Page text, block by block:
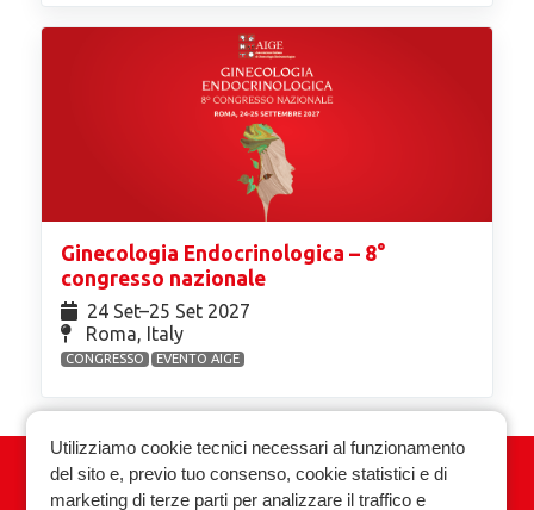
Ginecologia Endocrinologica – 8°
congresso nazionale
24 Set⁠–25 Set 2027
Roma, Italy
CONGRESSO EVENTO AIGE
Associazione Italiana Ginecologia
Utilizziamo cookie tecnici necessari al funzionamento
del sito e, previo tuo consenso, cookie statistici e di
marketing di terze parti per analizzare il traffico e